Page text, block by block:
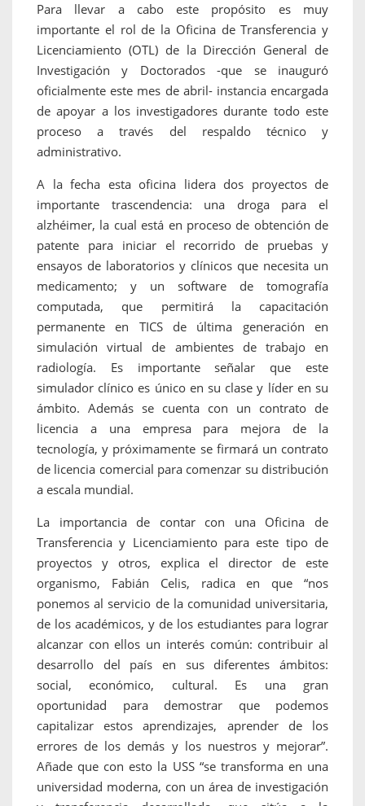
Para llevar a cabo este propósito es muy
importante el rol de la Oficina de Transferencia y
Licenciamiento (OTL) de la Dirección General de
Investigación y Doctorados -que se inauguró
oficialmente este mes de abril- instancia encargada
de apoyar a los investigadores durante todo este
proceso a través del respaldo técnico y
administrativo.
A la fecha esta oficina lidera dos proyectos de
importante trascendencia: una droga para el
alzhéimer, la cual está en proceso de obtención de
patente para iniciar el recorrido de pruebas y
ensayos de laboratorios y clínicos que necesita un
medicamento; y un software de tomografía
computada, que permitirá la capacitación
permanente en TICS de última generación en
simulación virtual de ambientes de trabajo en
radiología. Es importante señalar que este
simulador clínico es único en su clase y líder en su
ámbito. Además se cuenta con un contrato de
licencia a una empresa para mejora de la
tecnología, y próximamente se firmará un contrato
de licencia comercial para comenzar su distribución
a escala mundial.
La importancia de contar con una Oficina de
Transferencia y Licenciamiento para este tipo de
proyectos y otros, explica el director de este
organismo, Fabián Celis, radica en que “nos
ponemos al servicio de la comunidad universitaria,
de los académicos, y de los estudiantes para lograr
alcanzar con ellos un interés común: contribuir al
desarrollo del país en sus diferentes ámbitos:
social, económico, cultural. Es una gran
oportunidad para demostrar que podemos
capitalizar estos aprendizajes, aprender de los
errores de los demás y los nuestros y mejorar”.
Añade que con esto la USS “se transforma en una
universidad moderna, con un área de investigación